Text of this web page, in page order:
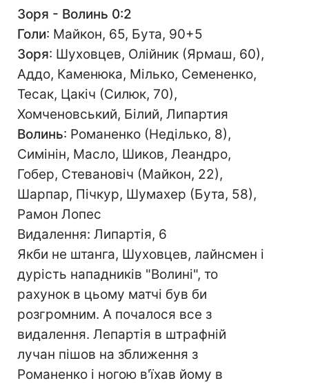
Зоря - Волинь 0:2
Голи: Майкон, 65, Бута, 90+5
Зоря: Шуховцев, Олійник (Ярмаш, 60),
Аддо, Каменюка, Мілько, Семененко,
Тесак, Цакіч (Силюк, 70),
Хомченовський, Білий, Липартия
Волинь: Романенко (Неділько, 8),
Симінін, Масло, Шиков, Леандро,
Гобер, Стевановіч (Майкон, 22),
Шарпар, Пічкур, Шумахер (Бута, 58),
Рамон Лопес
Видалення: Липартія, 6
Якби не штанга, Шуховцев, лайнсмен і
дурість нападників "Волині", то
рахунок в цьому матчі був би
розгромним. А почалося все з
видалення. Лепартія в штрафній
лучан пішов на зближення з
Романенко і ногою в'їхав йому в